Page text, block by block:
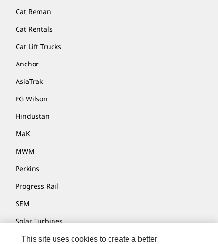
Cat Reman
Cat Rentals
Cat Lift Trucks
Anchor
AsiaTrak
FG Wilson
Hindustan
MaK
MWM
Perkins
Progress Rail
SEM
Solar Turbines
SPM Oil & Gas
This site uses cookies to create a better